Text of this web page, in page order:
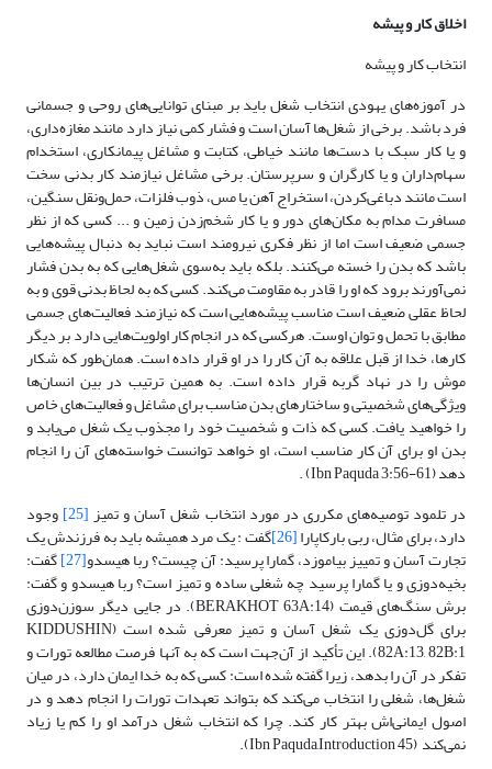
اخلاق کار و پیشه
انتخاب کار و پیشه
در آموزه‌های یهودی انتخاب شغل باید بر مبنای توانایی‌های روحی و جسمانی
فرد باشد. برخی از شغل‌ها آسان است و فشار کمی نیاز دارد مانند مغازه‌داری،
و یا کار سبک با دست‌ها مانند خیاطی، کتابت و مشاغل پیمانکاری، استخدام
سهام‌داران و یا کارگران و سرپرستان. برخی مشاغل نیازمند کار بدنی سخت
است مانند دباغی‌کردن، استخراج آهن یا مس، ذوب فلزات، حمل‌ونقل سنگین،
مسافرت مدام به مکان‌های دور و یا کار شخم‌زدن زمین و ... کسی که از نظر
جسمی ضعیف است اما از نظر فکری نیرومند است نباید به دنبال پیشه‌هایی
باشد که بدن را خسته می‌کنند. بلکه باید به‌سوی شغل‌هایی که به بدن فشار
نمی‌آورند برود که او را قادر به مقاومت می‌کند. کسی که به لحاظ بدنی قوی و به
لحاظ عقلی ضعیف است مناسب پیشه‌هایی است که نیازمند فعالیت‌های جسمی
مطابق با تحمل و توان اوست. هرکسی که در انجام کار اولویت‌هایی دارد بر دیگر
کارها، خدا از قبل علاقه به آن کار را در او قرار داده است. همان‌طور که شکار
موش را در نهاد گربه قرار داده است. به همین ترتیب در بین انسان‌ها
ویژگی‌های شخصیتی و ساختارهای بدن مناسب برای مشاغل و فعالیت‌های خاص
را خواهید یافت. کسی که ذات و شخصیت خود را مجذوب یک شغل می‌یابد و
بدن او برای آن کار مناسب است، او خواهد توانست خواسته‌های آن را انجام
دهد (Ibn Paquda 3:56-61) .
در تلمود توصیه‌های مکرری در مورد انتخاب شغل آسان و تمیز[25] وجود
دارد، برای مثال، ربی بارکاپارا[26] گفت : یک مرد همیشه باید به فرزندش یک
تجارت آسان و تمییز بیاموزد، گمارا پرسید: آن چیست؟ ربا هیسدو[27] گفت:
بخیه‌دوزی و یا گمارا پرسید چه شغلی ساده و تمیز است؟ ربا هیسدو و گفت:
برش سنگ‌های قیمت (BERAKHOT 63A:14). در جایی دیگر سوزن‌دوزی
برای گل‌دوزی یک شغل آسان و تمیز معرفی شده است (KIDDUSHIN
82A:13, 82B:1). این تأکید از آن‌جهت است که به آنها فرصت مطالعه تورات و
تفکر در آن را بدهد، زیرا گفته شده است: کسی که به خدا ایمان دارد، در میان
شغل‌ها، شغلی را انتخاب می‌کند که بتواند تعهدات تورات را انجام دهد و در
اصول ایمانی‌اش بهتر کار کند. چرا که انتخاب شغل درآمد او را کم یا زیاد
نمی‌کند (Ibn Paquda,Introduction 45).